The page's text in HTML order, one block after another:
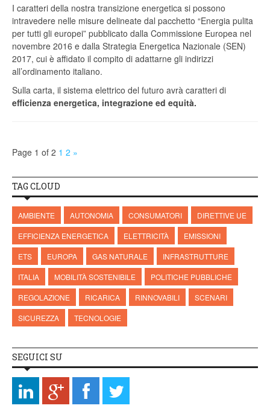
I caratteri della nostra transizione energetica si possono
intravedere nelle misure delineate dal pacchetto “Energia pulita
per tutti gli europei” pubblicato dalla Commissione Europea nel
novembre 2016 e dalla Strategia Energetica Nazionale (SEN)
2017, cui è affidato il compito di adattarne gli indirizzi
all’ordinamento italiano.
Sulla carta, il sistema elettrico del futuro avrà caratteri di
efficienza energetica, integrazione ed equità.
Page 1 of 2 1 2 »
TAG CLOUD
AMBIENTE AUTONOMIA CONSUMATORI
DIRETTIVE UE
EFFICIENZA ENERGETICA
ELETTRICITÀ
EMISSIONI
ETS
EUROPA GAS NATURALE
INFRASTRUTTURE
ITALIA
MOBILITÀ SOSTENIBILE
POLITICHE PUBBLICHE
REGOLAZIONE
RICARICA RINNOVABILI
SCENARI
SICUREZZA
TECNOLOGIE
SEGUICI SU